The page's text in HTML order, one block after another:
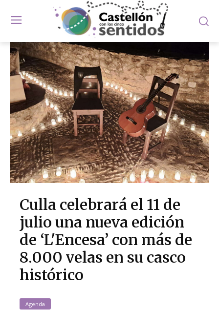
Culla celebrará el 11 de
julio una nueva edición
de ‘L'Encesa’ con más de
8.000 velas en su casco
histórico
Agenda